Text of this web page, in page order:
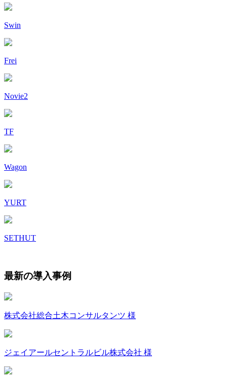
Swin
Frei
Novie2
TF
Wagon
YURT
SETHUT
最新の導入事例
株式会社総合土木コンサルタンツ 様
ジェイアールセントラルビル株式会社 様